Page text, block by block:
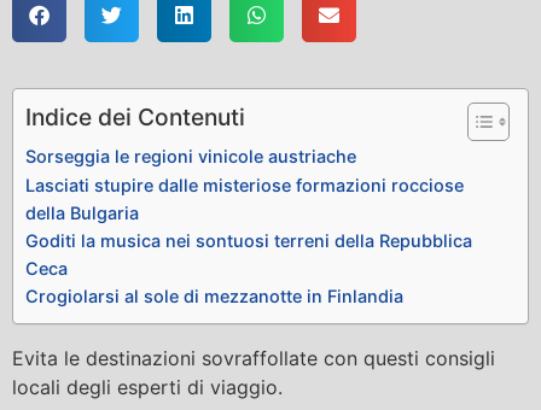
Indice dei Contenuti
Sorseggia le regioni vinicole austriache
Lasciati stupire dalle misteriose formazioni rocciose
della Bulgaria
Goditi la musica nei sontuosi terreni della Repubblica
Ceca
Crogiolarsi al sole di mezzanotte in Finlandia
Evita le destinazioni sovraffollate con questi consigli
locali degli esperti di viaggio.